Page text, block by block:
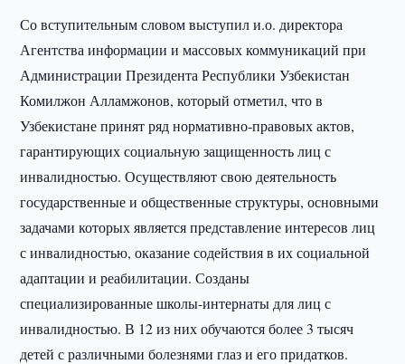
Со вступительным словом выступил и.о. директора
Агентства информации и массовых коммуникаций при
Администрации Президента Республики Узбекистан
Комилжон Алламжонов, который отметил, что в
Узбекистане принят ряд нормативно-правовых актов,
гарантирующих социальную защищенность лиц с
инвалидностью. Осуществляют свою деятельность
государственные и общественные структуры, основными
задачами которых является представление интересов лиц
с инвалидностью, оказание содействия в их социальной
адаптации и реабилитации. Созданы
специализированные школы-интернаты для лиц с
инвалидностью. В 12 из них обучаются более 3 тысяч
детей с различными болезнями глаз и его придатков.